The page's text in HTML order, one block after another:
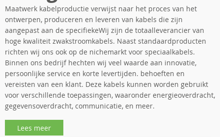
Maatwerk kabelproductie verwijst naar het proces van het
ontwerpen, produceren en leveren van kabels die zijn
aangepast aan de specifiekeWij zijn de totaalleverancier van
hoge kwaliteit zwakstroomkabels. Naast standaardproducten
richten wij ons ook op de nichemarkt voor speciaalkabels.
Binnen ons bedrijf hechten wij veel waarde aan innovatie,
persoonlijke service en korte levertijden. behoeften en
vereisten van een klant. Deze kabels kunnen worden gebruikt
voor verschillende toepassingen, waaronder energieoverdracht,
gegevensoverdracht, communicatie, en meer.
Lees meer